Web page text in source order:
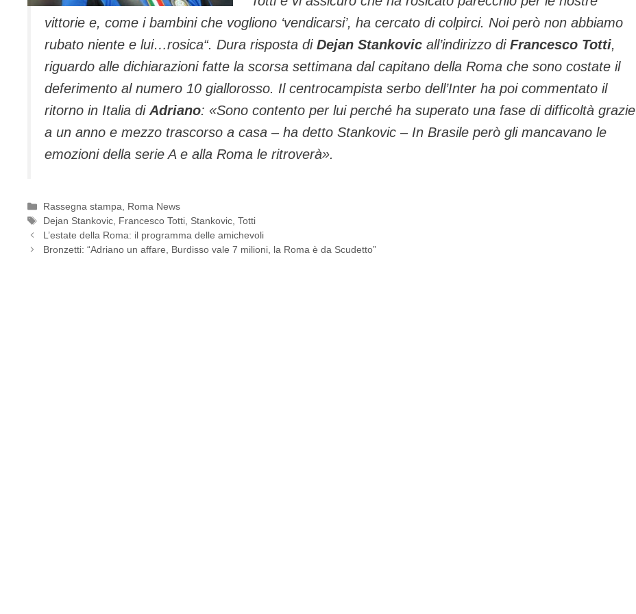
vittorie e, come i bambini che vogliono ‘vendicarsi’, ha cercato di colpirci. Noi però non abbiamo
rubato niente e lui…rosica“. Dura risposta di Dejan Stankovic all’indirizzo di Francesco Totti,
riguardo alle dichiarazioni fatte la scorsa settimana dal capitano della Roma che sono costate il
deferimento al numero 10 giallorosso. Il centrocampista serbo dell’Inter ha poi commentato il
ritorno in Italia di Adriano: «Sono contento per lui perché ha superato una fase di difficoltà grazie
a un anno e mezzo trascor­so a casa – ha detto Stankovic – In Brasile però gli mancavano le
emozio­ni della serie A e alla Ro­ma le ritroverà».
Categorie
Rassegna stampa, Roma News
Tag
Dejan Stankovic, Francesco Totti, Stankovic,Totti
L’estate della Roma: il programma delle amichevoli
Bronzetti: “Adriano un affare, Burdisso vale 7 milioni, la Roma è da Scudetto”